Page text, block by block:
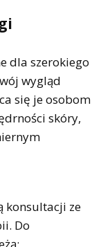
dla szerokiego
wygląd
się je osobom
skóry,
konsultacji ze
Do